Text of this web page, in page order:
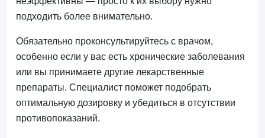
подходить более внимательно.
Обязательно проконсультируйтесь с врачом,
особенно если у вас есть хронические заболевания
или вы принимаете другие лекарственные
препараты. Специалист поможет подобрать
оптимальную дозировку и убедиться в отсутствии
противопоказаний.